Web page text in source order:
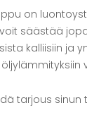
on
säästää
kalliisiin ja
tarjous sinun